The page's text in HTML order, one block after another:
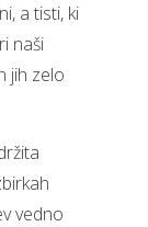
a tisti, ki
naši
jih zelo
vedno